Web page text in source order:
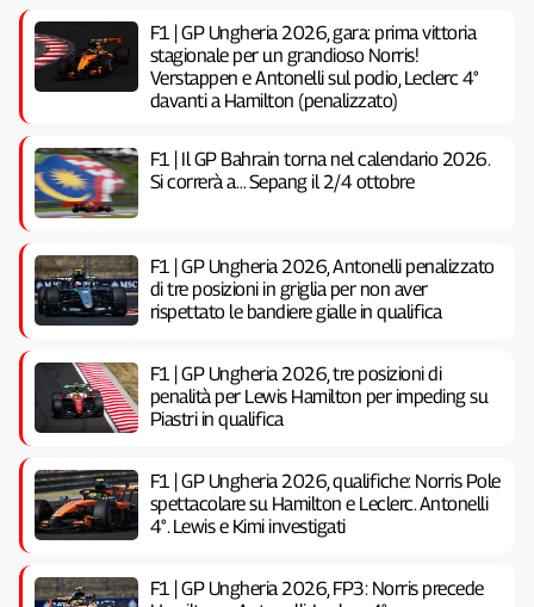
F1 | GP Ungheria 2026, gara: prima vittoria
stagionale per un grandioso Norris!
Verstappen e Antonelli sul podio, Leclerc 4°
davanti a Hamilton (penalizzato)
F1 | Il GP Bahrain torna nel calendario 2026.
Si correrà a… Sepang il 2/4 ottobre
F1 | GP Ungheria 2026, Antonelli penalizzato
di tre posizioni in griglia per non aver
rispettato le bandiere gialle in qualifica
F1 | GP Ungheria 2026, tre posizioni di
penalità per Lewis Hamilton per impeding su
Piastri in qualifica
F1 | GP Ungheria 2026, qualifiche: Norris Pole
spettacolare su Hamilton e Leclerc. Antonelli
4°. Lewis e Kimi investigati
F1 | GP Ungheria 2026, FP3: Norris precede